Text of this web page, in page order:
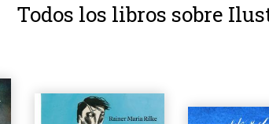
Todos los libros sobre